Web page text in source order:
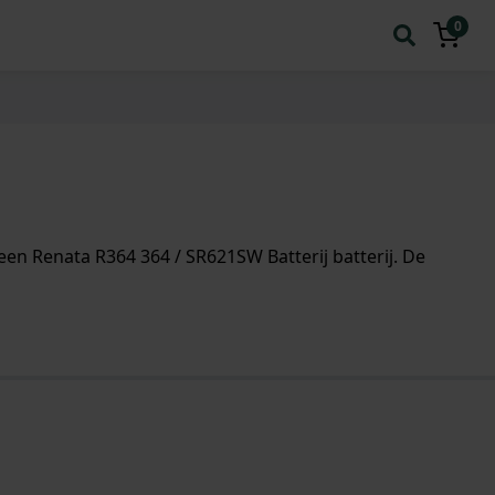
0
R364 364 / SR621SW Batterij batterij. De